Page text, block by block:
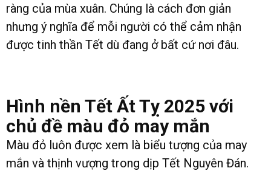
ràng của mùa xuân. Chúng là cách đơn giản
nhưng ý nghĩa để mỗi người có thể cảm nhận
được tinh thần Tết dù đang ở bất cứ nơi đâu.
Hình nền Tết Ất Tỵ 2025 với
chủ đề màu đỏ may mắn
Màu đỏ luôn được xem là biểu tượng của may
mắn và thịnh vượng trong dịp Tết Nguyên Đán.